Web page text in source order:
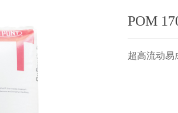
POM
超高流动易